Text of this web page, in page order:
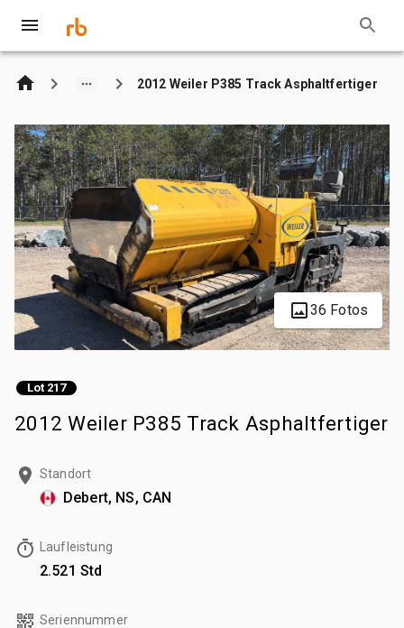
2012 Weiler P385 Track Asphaltfertiger
36 Fotos
Lot 217
2012 Weiler P385 Track Asphaltfertiger
Standort
Debert, NS, CAN
Laufleistung
2.521 Std
Seriennummer